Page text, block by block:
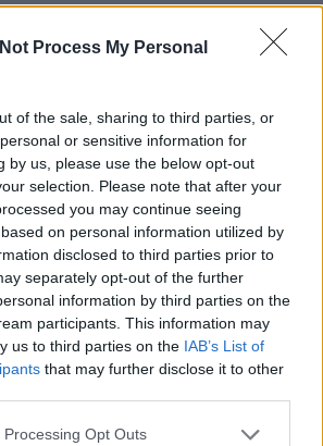
Process My Personal
of the sale, sharing to third parties, or
or sensitive information for
by us, please use the below opt-out
selection. Please note that after your
you may continue seeing
on personal information utilized by
disclosed to third parties prior to
separately opt-out of the further
information by third parties on the
participants. This information may
us to third parties on the IAB’s List of
that may further disclose it to other
Opt Outs
ΔΙΑΦΗΜΙΣΗ